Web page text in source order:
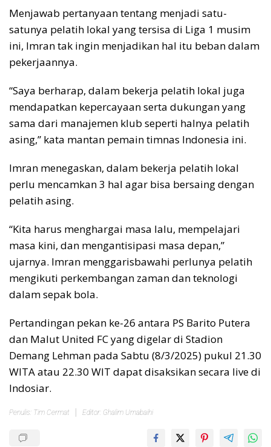
Menjawab pertanyaan tentang menjadi satu-
satunya pelatih lokal yang tersisa di Liga 1 musim
ini, Imran tak ingin menjadikan hal itu beban dalam
pekerjaannya.
“Saya berharap, dalam bekerja pelatih lokal juga
mendapatkan kepercayaan serta dukungan yang
sama dari manajemen klub seperti halnya pelatih
asing,” kata mantan pemain timnas Indonesia ini.
Imran menegaskan, dalam bekerja pelatih lokal
perlu mencamkan 3 hal agar bisa bersaing dengan
pelatih asing.
“Kita harus menghargai masa lalu, mempelajari
masa kini, dan mengantisipasi masa depan,”
ujarnya. Imran menggarisbawahi perlunya pelatih
mengikuti perkembangan zaman dan teknologi
dalam sepak bola.
Pertandingan pekan ke-26 antara PS Barito Putera
dan Malut United FC yang digelar di Stadion
Demang Lehman pada Sabtu (8/3/2025) pukul 21.30
WITA atau 22.30 WIT dapat disaksikan secara live di
Indosiar.
Penulis: Tim Cermat Editor: Ghalim Umabaihi